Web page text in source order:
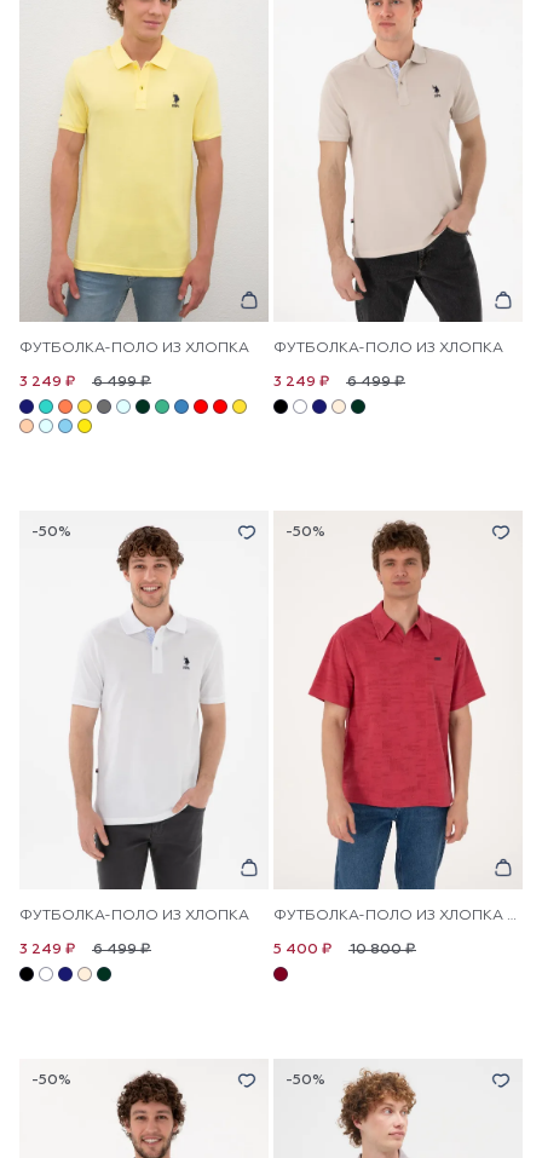
ФУТБОЛКА-ПОЛО ИЗ ХЛОПКА
6 499 ₽
3 249 ₽
ФУТБОЛКА-ПОЛО ИЗ ХЛОПКА
6 499 ₽
3 249 ₽
-50%
ФУТБОЛКА-ПОЛО ИЗ ХЛОПКА
6 499 ₽
3 249 ₽
-50%
ФУТБОЛКА-ПОЛО ИЗ ХЛОПКА ОВЕРСАЙЗ
10 800 ₽
5 400 ₽
-50% -50%